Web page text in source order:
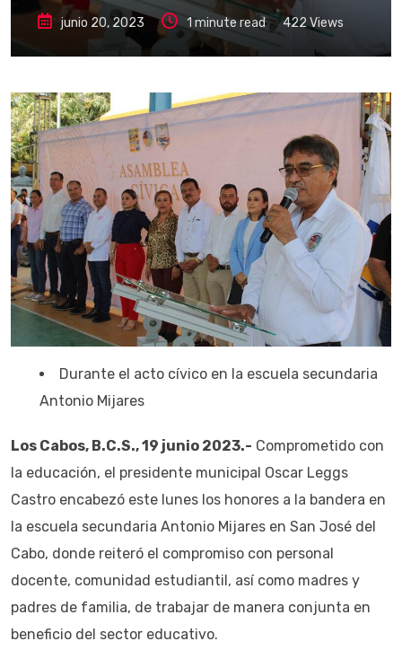
junio 20, 2023 1 minute read 422Views
Durante el acto cívico en la escuela secundaria
Antonio Mijares
Los Cabos, B.C.S., 19 junio 2023.- Comprometido con
la educación, el presidente municipal Oscar Leggs
Castro encabezó este lunes los honores a la bandera en
la escuela secundaria Antonio Mijares en San José del
Cabo, donde reiteró el compromiso con personal
docente, comunidad estudiantil, así como madres y
padres de familia, de trabajar de manera conjunta en
beneficio del sector educativo.